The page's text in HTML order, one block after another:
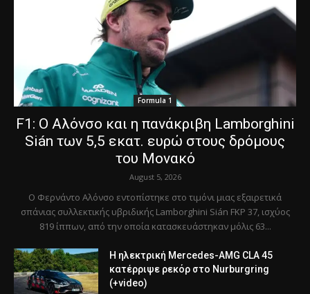
Formula 1
F1: Ο Αλόνσο και η πανάκριβη Lamborghini
Sián των 5,5 εκατ. ευρώ στους δρόμους
του Μονακό
August 5, 2026
Ο Φερνάντο Αλόνσο εντοπίστηκε στο τιμόνι μιας εξαιρετικά
σπάνιας συλλεκτικής υβριδικής Lamborghini Sián FKP 37, ισχύος
819 ίππων, από την οποία κατασκευάστηκαν μόλις 63...
Η ηλεκτρική Mercedes-AMG CLA 45
κατέρριψε ρεκόρ στο Nurburgring
(+video)